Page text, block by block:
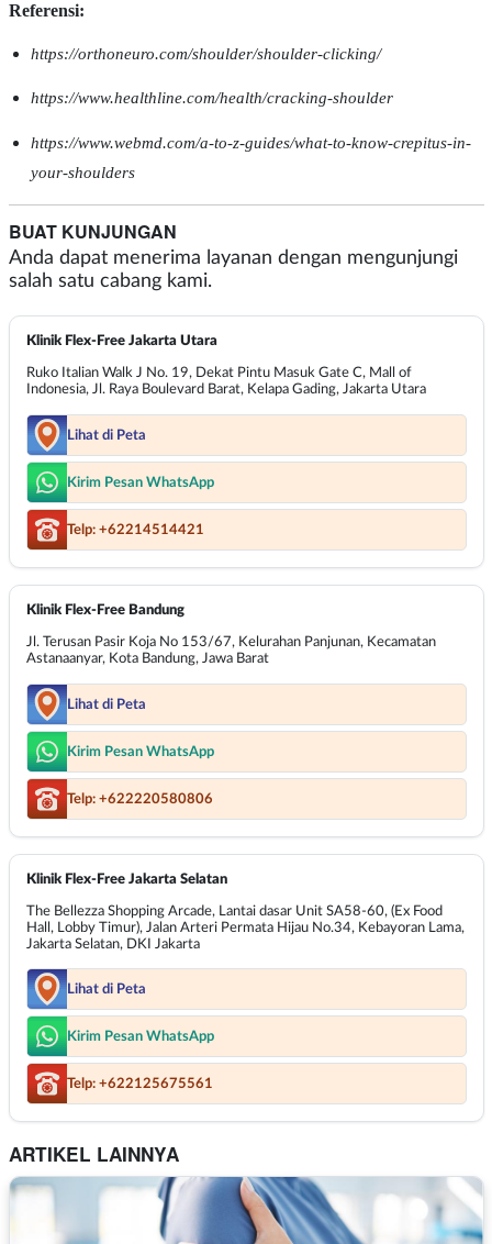
Referensi:
https://orthoneuro.com/shoulder/shoulder-clicking/
https://www.healthline.com/health/cracking-shoulder
https://www.webmd.com/a-to-z-guides/what-to-know-crepitus-in-
your-shoulders
BUAT KUNJUNGAN
Anda dapat menerima layanan dengan mengunjungi
salah satu cabang kami.
Klinik Flex-Free Jakarta Utara
Ruko Italian Walk J No. 19, Dekat Pintu Masuk Gate C, Mall of
Indonesia, Jl. Raya Boulevard Barat, Kelapa Gading, Jakarta Utara
Lihat di Peta
Kirim Pesan WhatsApp
Telp: +62214514421
Klinik Flex-Free Bandung
Jl. Terusan Pasir Koja No 153/67, Kelurahan Panjunan, Kecamatan
Astanaanyar, Kota Bandung, Jawa Barat
Lihat di Peta
Kirim Pesan WhatsApp
Telp: +622220580806
Klinik Flex-Free Jakarta Selatan
The Bellezza Shopping Arcade, Lantai dasar Unit SA58-60, (Ex Food
Hall, Lobby Timur), Jalan Arteri Permata Hijau No.34, Kebayoran Lama,
Jakarta Selatan, DKI Jakarta
Lihat di Peta
Kirim Pesan WhatsApp
Telp: +622125675561
ARTIKEL LAINNYA